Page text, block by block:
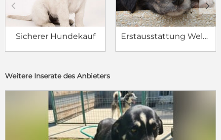
Sicherer Hundekauf Erstausstattung Welpe
c d
Weitere Inserate des Anbieters